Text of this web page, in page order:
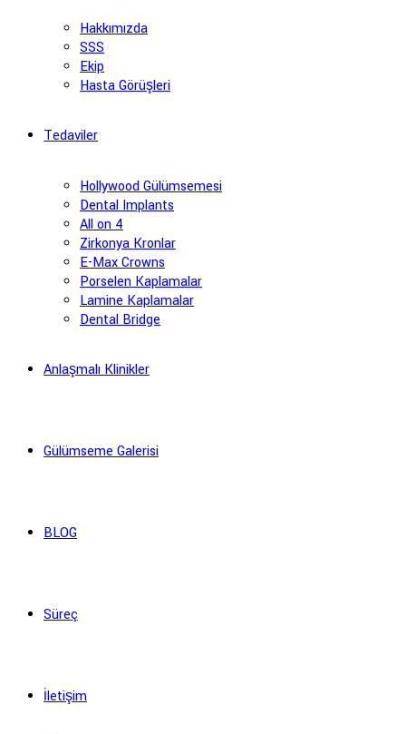
Hakkımızda
SSS
Ekip
Hasta Görüşleri
Tedaviler
Hollywood Gülümsemesi
Dental Implants
All on 4
Zirkonya Kronlar
E-Max Crowns
Porselen Kaplamalar
Lamine Kaplamalar
Dental Bridge
Anlaşmalı Klinikler
Gülümseme Galerisi
BLOG
Süreç
İletişim